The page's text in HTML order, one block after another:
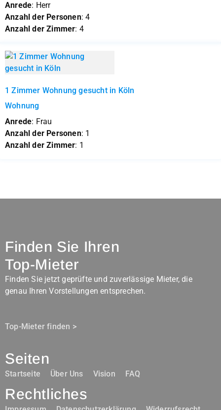
Anrede: Herr
Anzahl der Personen: 4
Anzahl der Zimmer: 4
1 Zimmer Wohnung gesucht in Köln
Wohnung
Anrede: Frau
Anzahl der Personen: 1
Anzahl der Zimmer: 1
Finden Sie Ihren
Top-Mieter
Finden Sie jetzt geprüfte und zuverlässige Mieter, die
genau Ihren Vorstellungen entsprechen.
Top-Mieter finden >
Seiten
Startseite Über Uns Vision FAQ
Rechtliches